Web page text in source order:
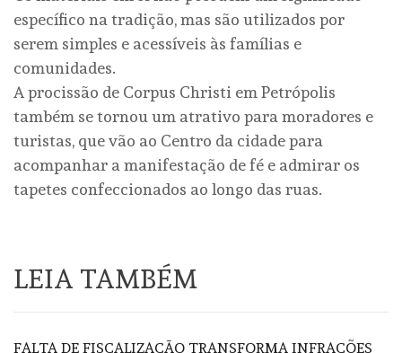
específico na tradição, mas são utilizados por
serem simples e acessíveis às famílias e
comunidades.
A procissão de Corpus Christi em Petrópolis
também se tornou um atrativo para moradores e
turistas, que vão ao Centro da cidade para
acompanhar a manifestação de fé e admirar os
tapetes confeccionados ao longo das ruas.
LEIA TAMBÉM
FALTA DE FISCALIZAÇÃO TRANSFORMA INFRAÇÕES